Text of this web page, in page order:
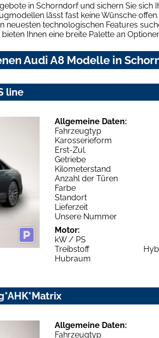
in Schorndorf und sichern Sie sich
lässt fast keine Wünsche offen.
neuesten technologischen Features
Ihnen eine breite Palette an
Audi A8 Modelle in
line
Allgemeine Daten:
Fahrzeugtyp
Karosserieform
Erst-Zul.
Getriebe
Kilometerstand
Anzahl der Türen
Farbe
Standort
Lieferzeit
Unsere Nummer
Motor:
kW / PS
Treibstoff
Hubraum
Allgemeine Daten:
Fahrzeugtyp